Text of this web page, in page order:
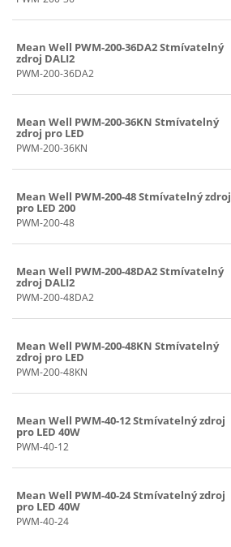
Mean Well PWM-200-36DA2 Stmívatelný
zdroj DALI2
PWM-200-36DA2
Mean Well PWM-200-36KN Stmívatelný
zdroj pro LED
PWM-200-36KN
Mean Well PWM-200-48 Stmívatelný zdroj
pro LED 200
PWM-200-48
Mean Well PWM-200-48DA2 Stmívatelný
zdroj DALI2
PWM-200-48DA2
Mean Well PWM-200-48KN Stmívatelný
zdroj pro LED
PWM-200-48KN
Mean Well PWM-40-12 Stmívatelný zdroj
pro LED 40W
PWM-40-12
Mean Well PWM-40-24 Stmívatelný zdroj
pro LED 40W
PWM-40-24